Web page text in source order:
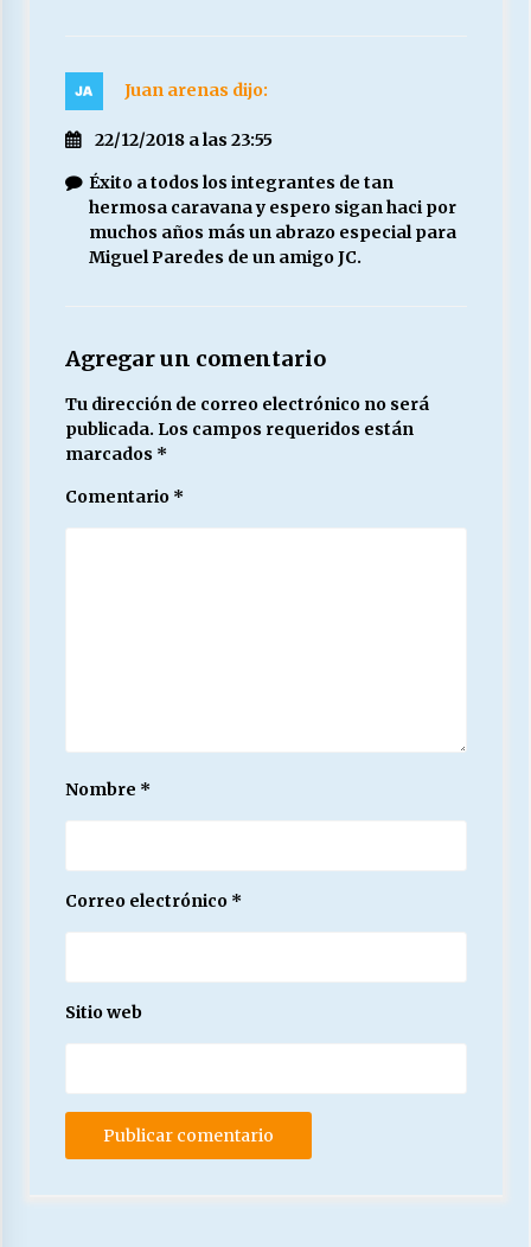
Juan arenas dijo:
22/12/2018 a las 23:55
Éxito a todos los integrantes de tan
hermosa caravana y espero sigan haci por
muchos años más un abrazo especial para
Miguel Paredes de un amigo JC.
Agregar un comentario
Tu dirección de correo electrónico no será
publicada. Los campos requeridos están
marcados *
Comentario *
Nombre *
Correo electrónico *
Sitio web